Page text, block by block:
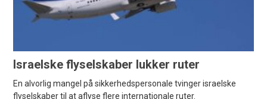
Israelske flyselskaber lukker ruter
En alvorlig mangel på sikkerhedspersonale tvinger israelske
flyselskaber til at aflyse flere internationale ruter.